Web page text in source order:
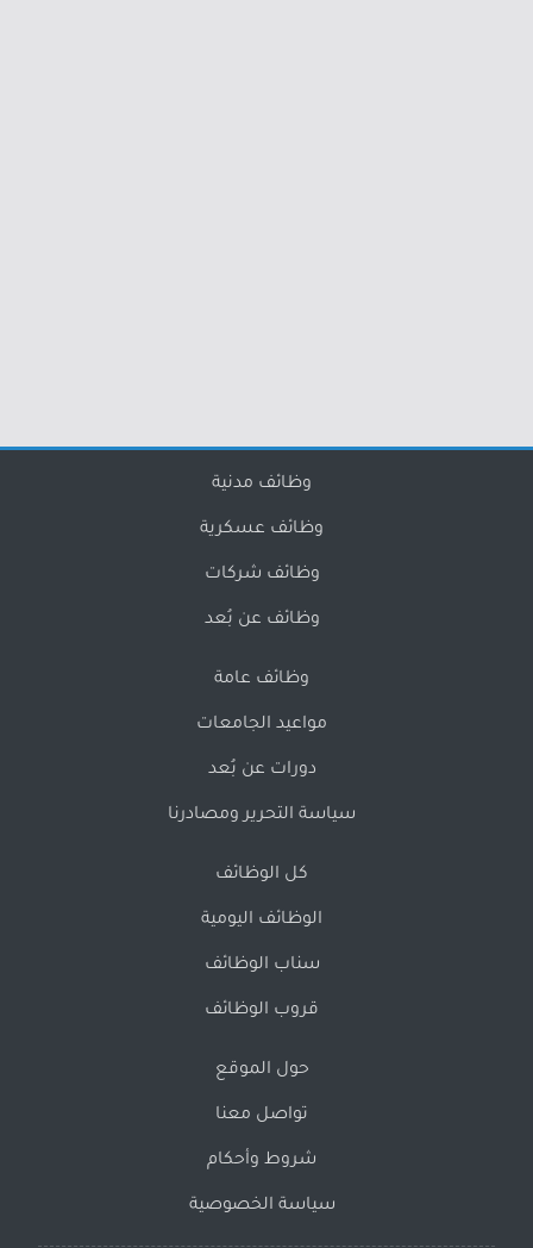
وظائف مدنية
وظائف عسكرية
وظائف شركات
وظائف عن بُعد
وظائف عامة
مواعيد الجامعات
دورات عن بُعد
سياسة التحرير ومصادرنا
كل الوظائف
الوظائف اليومية
سناب الوظائف
قروب الوظائف
حول الموقع
تواصل معنا
شروط وأحكام
سياسة الخصوصية